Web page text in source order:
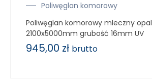
Poliwęglan komorowy
Poliwęglan komorowy mleczny opal
2100x5000mm grubość 16mm UV
945,00 zł brutto